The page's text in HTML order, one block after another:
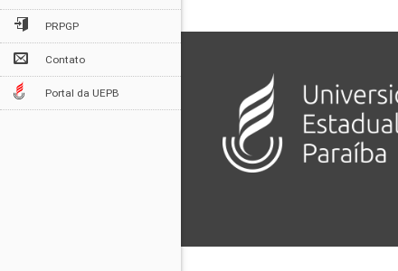
PRPGP
Contato
Portal da UEPB